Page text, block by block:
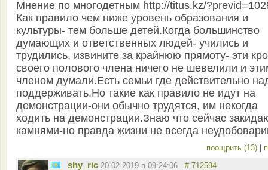
Мнение по многодетным http://titus.kz/
Как правило чем ниже уровень образования и
культуры- тем больше детей.Когда большинство
думающих и ответственных людей- учились и
трудились, извините за крайнюю прямоту- эти
своего полового члена ничего не шевелили и
членом думали.Есть семьи где действительно
поддерживать.Но такие как правило не идут на
демонстрации-они обычно трудятся, им некогда
ходить на демонстрации.Знаю что сейчас
камнями-но правда жизни не всегда
поощрить (13)
shy_ric 20.02.2019 в 09:24:06 # 712594